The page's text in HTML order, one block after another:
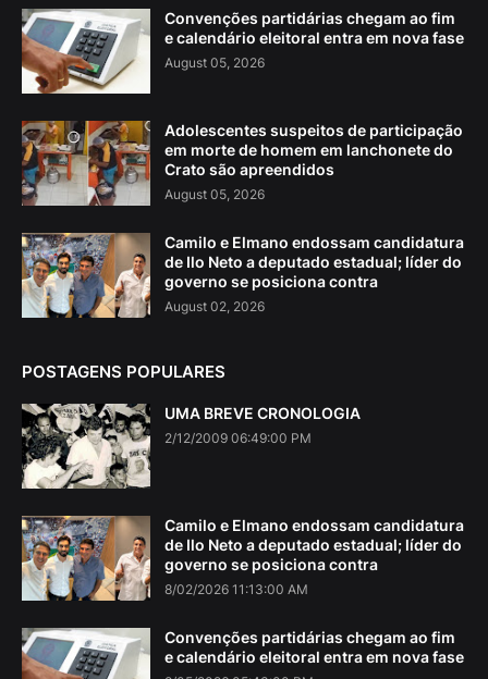
Convenções partidárias chegam ao fim
e calendário eleitoral entra em nova fase
August 05, 2026
Adolescentes suspeitos de participação
em morte de homem em lanchonete do
Crato são apreendidos
August 05, 2026
Camilo e Elmano endossam candidatura
de Ilo Neto a deputado estadual; líder do
governo se posiciona contra
August 02, 2026
POSTAGENS POPULARES
UMA BREVE CRONOLOGIA
2/12/2009 06:49:00 PM
Camilo e Elmano endossam candidatura
de Ilo Neto a deputado estadual; líder do
governo se posiciona contra
8/02/2026 11:13:00 AM
Convenções partidárias chegam ao fim
e calendário eleitoral entra em nova fase